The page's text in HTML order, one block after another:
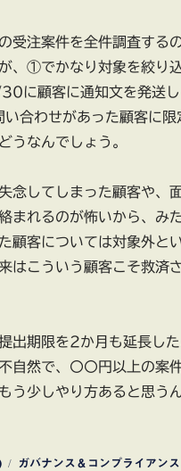
受注案件を全件調査する
、①でかなり対象を絞り
に顧客に通知文を発送し
合わせがあった顧客に限
うなんでしょう。
念してしまった顧客や、
まれるのが怖いから、み
顧客については対象外と
はこういう顧客こそ救済
出期限を2か月も延長し
自然で、〇〇円以上の案
う少しやり方あると思う
カ
ガバナンス＆コンプライアンス